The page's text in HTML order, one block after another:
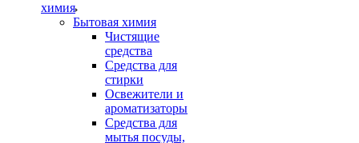
химия
Бытовая химия
Чистящие
средства
Средства для
стирки
Освежители и
ароматизаторы
Средства для
мытья посуды,